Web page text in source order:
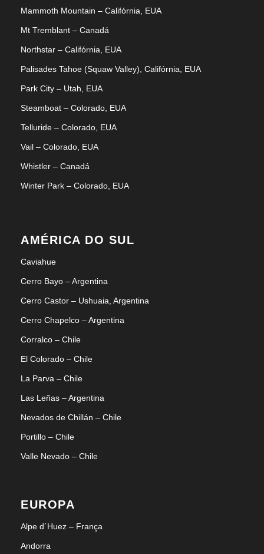
Mammoth Mountain – Califórnia, EUA
Mt Tremblant – Canadá
Northstar – Califórnia, EUA
Palisades Tahoe (Squaw Valley), Califórnia, EUA
Park City – Utah, EUA
Steamboat – Colorado, EUA
Telluride – Colorado, EUA
Vail – Colorado, EUA
Whistler – Canadá
Winter Park – Colorado, EUA
AMÉRICA DO SUL
Caviahue
Cerro Bayo – Argentina
Cerro Castor – Ushuaia, Argentina
Cerro Chapelco – Argentina
Corralco – Chile
El Colorado – Chile
La Parva – Chile
Las Leñas – Argentina
Nevados de Chillán – Chile
Portillo – Chile
Valle Nevado – Chile
EUROPA
Alpe d´Huez – França
Andorra